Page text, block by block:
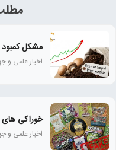
مشکل
اخبار علمی و
خوراکی های
اخبار علمی و